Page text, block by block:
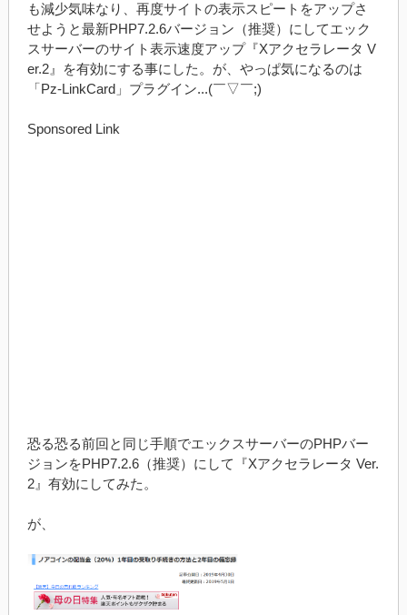
も減少気味なり、再度サイトの表示スピートをアップさ
せようと最新PHP7.2.6バージョン（推奨）にしてエック
スサーバーのサイト表示速度アップ『Xアクセラレータ V
er.2』を有効にする事にした。が、やっぱ気になるのは
「Pz-LinkCard」プラグイン...(￣▽￣;)
Sponsored Link
恐る恐る前回と同じ手順でエックスサーバーのPHPバー
ジョンをPHP7.2.6（推奨）にして『Xアクセラレータ Ver.
2』有効にしてみた。
が、